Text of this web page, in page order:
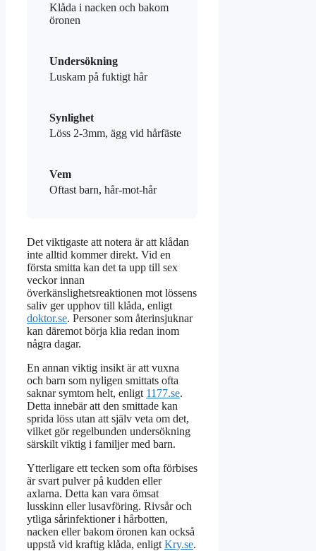
Klåda i nacken och bakom
öronen
Undersökning
Luskam på fuktigt hår
Synlighet
Löss 2-3mm, ägg vid hårfäste
Vem
Oftast barn, hår-mot-hår
Det viktigaste att notera är att klådan
inte alltid kommer direkt. Vid en
första smitta kan det ta upp till sex
veckor innan
överkänslighetsreaktionen mot lössens
saliv ger upphov till klåda, enligt
doktor.se. Personer som återinsjuknar
kan däremot börja klia redan inom
några dagar.
En annan viktig insikt är att vuxna
och barn som nyligen smittats ofta
saknar symtom helt, enligt 1177.se.
Detta innebär att den smittade kan
sprida löss utan att själv veta om det,
vilket gör regelbunden undersökning
särskilt viktig i familjer med barn.
Ytterligare ett tecken som ofta förbises
är svart pulver på kudden eller
axlarna. Detta kan vara ömsat
lusskinn eller lusavföring. Rivsår och
ytliga sårinfektioner i hårbotten,
nacken eller bakom öronen kan också
uppstå vid kraftig klåda, enligt Kry.se.